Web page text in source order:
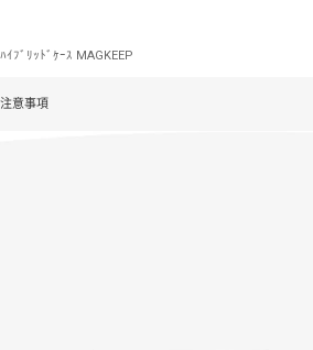
ﾊｲﾌﾞﾘｯﾄﾞｹｰｽ MAGKEEP
意事項